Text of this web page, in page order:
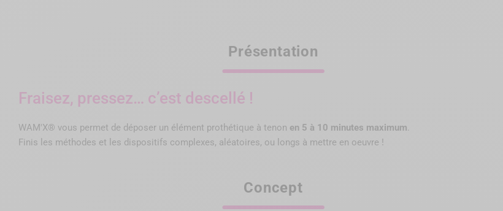
Présentation
Fraisez, pressez… c’est descellé !
WAM'X® vous permet de déposer un élément prothétique à tenon en 5 à 10 minutes maximum.
Finis les méthodes et les dispositifs complexes, aléatoires, ou longs à mettre en oeuvre !
Concept